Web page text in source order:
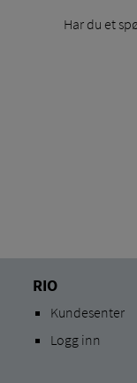
Har du et
RIO
Kundesenter
Logg inn